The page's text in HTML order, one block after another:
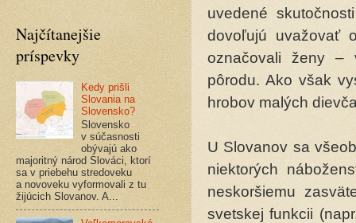
uvedené
dovoľujú uvažovať
označovali ženy –
pôrodu. Ako však
hrobov malých
U Slovanov sa
niektorých
neskoršiemu
svetskej funkcii
Najčítanejšie
príspevky
Kedy prišli
Slovania na
Slovensko?
Slovensko
v súčasnosti
obývajú ako
majoritný národ Slováci, ktorí
sa v priebehu stredoveku
a novoveku vyformovali z tu
žijúcich Slovanov. A...